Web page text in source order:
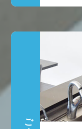
ご訪問・状況確認